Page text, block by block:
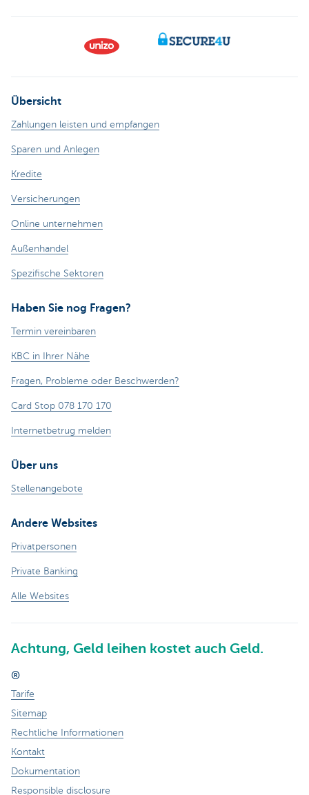
Übersicht
Zahlungen leisten und empfangen
Sparen und Anlegen
Kredite
Versicherungen
Online unternehmen
Außenhandel
Spezifische Sektoren
Haben Sie nog Fragen?
Termin vereinbaren
KBC in Ihrer Nähe
Fragen, Probleme oder Beschwerden?
Card Stop 078 170 170
Internetbetrug melden
Über uns
Stellenangebote
Andere Websites
Privatpersonen
Private Banking
Alle Websites
Achtung, Geld leihen kostet auch Geld.
®
Tarife
Sitemap
Rechtliche Informationen
Kontakt
Dokumentation
Responsible disclosure